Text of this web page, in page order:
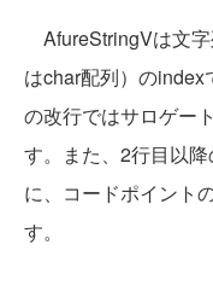
AfureStringVは文
はchar配列）の
の改行ではサロゲー
す。また、2行目以
に、コードポイント
す。